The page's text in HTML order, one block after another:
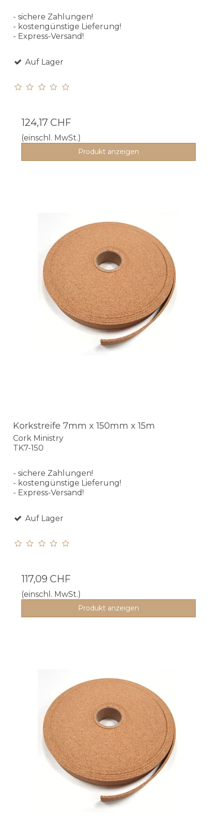
- sichere Zahlungen!
- kostengünstige Lieferung!
- Express-Versand!
Auf Lager
124,17 CHF
(einschl. MwSt.)
Produkt anzeigen
Korkstreife 7mm x 150mm x 15m
Cork Ministry
TK7-150
- sichere Zahlungen!
- kostengünstige Lieferung!
- Express-Versand!
Auf Lager
117,09 CHF
(einschl. MwSt.)
Produkt anzeigen